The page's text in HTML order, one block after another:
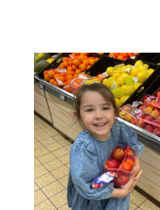
Sommerschuhe für Emma +
Jemimah
15. Juni 2021